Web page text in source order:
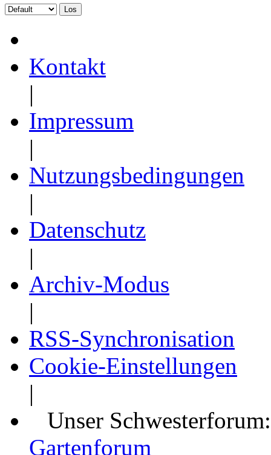
Kontakt
|
Impressum
|
Nutzungsbedingungen
|
Datenschutz
|
Archiv-Modus
|
RSS-Synchronisation
Cookie-Einstellungen
|
Unser
Gartenforum